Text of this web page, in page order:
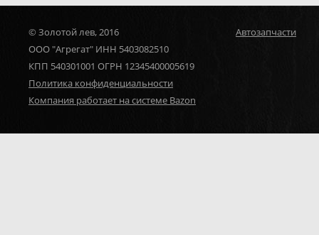
© Золотой лев, 2016
ООО "Агрегат" ИНН 5403082510
КПП 540301001 ОГРН 12345400005619
Политика конфиденциальности
Компания работает на системе Bazon
Автозапчасти